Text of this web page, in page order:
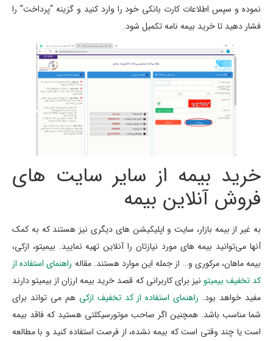
نموده و سپس اطلاعات کارت بانکی خود را وارد کنید و گزینه “پرداخت” را
فشار دهید تا خرید بیمه نامه تکمیل شود.
خرید بیمه از سایر سایت های
فروش آنلاین بیمه
به غیر از بیمه بازار، سایت و اپلیکیشن های دیگری نیز هستند که به کمک
آنها می‌توانید بیمه های مورد نیازتان را آنلاین تهیه نمایید. بیمیتو، ازکی،
بیمه ماهان، مرکوری و… از جمله این موارد هستند. مقاله راهنمای استفاده از
کد تخفیف بیمیتو نیز برای کاربرانی که قصد خرید بیمه ارزان از بیمیتو دارند
مفید خواهد بود. راهنمای استفاده از کد تخفیف ازکی هم می تواند برای
شما مناسب باشد. همچنین اگر صاحب موتورسیکلتی هستید که فاقد بیمه
است یا چند وقتی است که بیمه نشده، از فرصت استفاده کنید و با مطالعه